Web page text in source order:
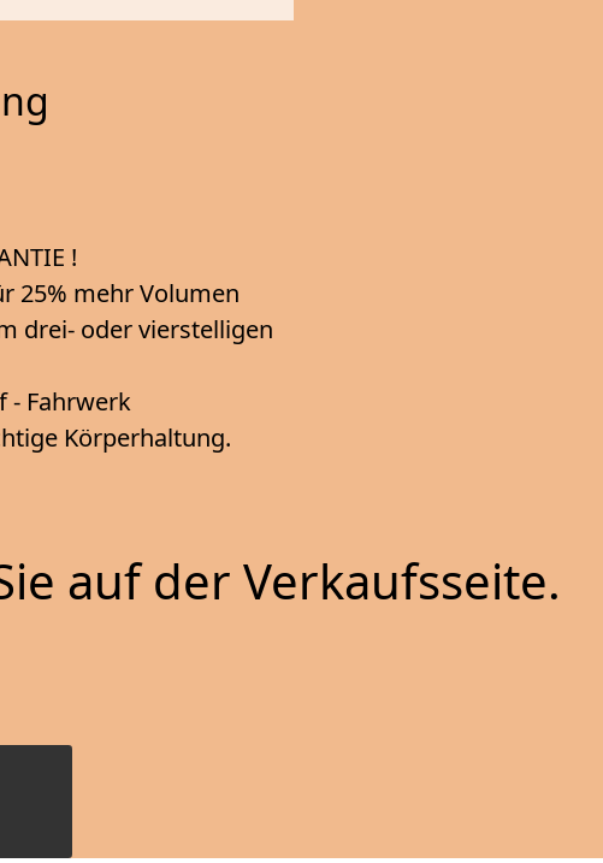
!
25% mehr Volumen
drei- oder vierstelligen
- Fahrwerk
Körperhaltung.
auf der Verkaufsseite.